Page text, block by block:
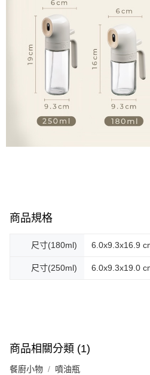
商品規格
尺寸(180ml) 6.0x9.3x16.9
尺寸(250ml) 6.0x9.3x19.0
商品相關分類 (1)
餐廚小物 噴油瓶